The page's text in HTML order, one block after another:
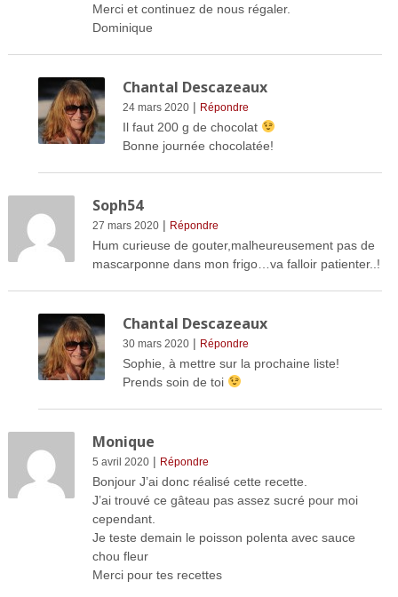
Merci et continuez de nous régaler.
Dominique
Chantal Descazeaux
24 mars 2020| Répondre
Il faut 200 g de chocolat
Bonne journée chocolatée!
Soph54
27 mars 2020| Répondre
Hum curieuse de gouter,malheureusement pas de
mascarponne dans mon frigo…va falloir patienter..!
Chantal Descazeaux
30 mars 2020| Répondre
Sophie, à mettre sur la prochaine liste!
Prends soin de toi
Monique
5 avril 2020| Répondre
Bonjour J’ai donc réalisé cette recette.
J’ai trouvé ce gâteau pas assez sucré pour moi
cependant.
Je teste demain le poisson polenta avec sauce
chou fleur
Merci pour tes recettes